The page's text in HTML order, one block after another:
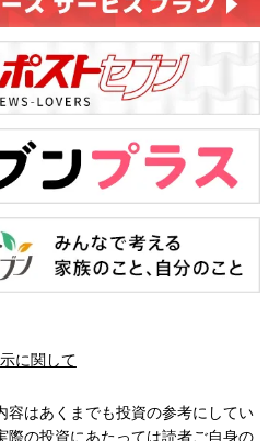
に関して
容はあくまでも投資の参考にしてい
際の投資にあたっては読者ご自身の